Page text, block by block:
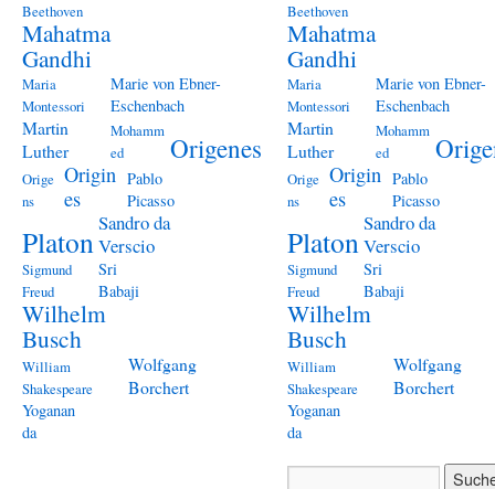
Beethoven
Mahatma
Gandhi
Maria
Montessori
Marie von Ebner-
Eschenbach
Martin
Luther
Mohamm
ed
Origenes
Orige
ns
Origin
es
Pablo
Picasso
Platon
Sandro da
Verscio
Sigmund
Freud
Sri
Babaji
Wilhelm
Busch
William
Shakespeare
Wolfgang
Borchert
Yoganan
da
Beethoven
Mahatma
Gandhi
Maria
Montessori
Marie von Ebner-
Eschenbach
Martin
Luther
Mohamm
ed
Orige
ns
Origin
es
Pablo
Picasso
Platon
Sandro da
Verscio
Sigmund
Freud
Sri
Babaji
Wilhelm
Busch
William
Shakespeare
Wolfgang
Borchert
Yoganan
da